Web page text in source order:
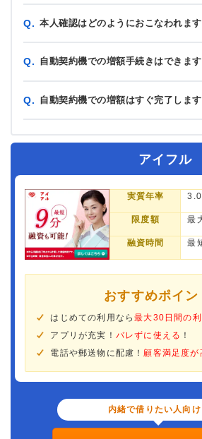
Q. 本人確認はどのようにおこなわれます
Q. 自動契約機での増額手続きはできます
Q. 自動契約機での増額はすぐ完了します
アイフル
実質年率
限度額 最
融資時間 最
おすすめポイン
はじめての利用なら最大30日間の利
アプリが充実！ バレずに使える ！
電話や郵送物に配慮！ 顧客満足度が
内緒で借りたい人向